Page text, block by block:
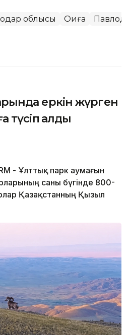
облысы Оқиға
еркін жүрген
түсіп қалды
- Ұлттық парк аумағын
саны бүгінде 800-
Қазақстанның Қызыл